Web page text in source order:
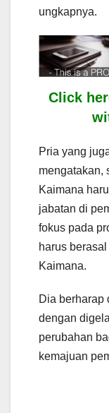
ungkapnya.
Click
Pria yang
mengatakan,
Kaimana
jabatan di
fokus pada
harus
Kaimana.
Dia berharap
dengan
perubahan
kemajuan